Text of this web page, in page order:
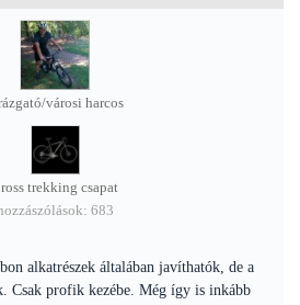
városi harcos
trekking csapat
683
alkatrészek általában javíthatók, de a
Csak profik kezébe. Még így is inkább